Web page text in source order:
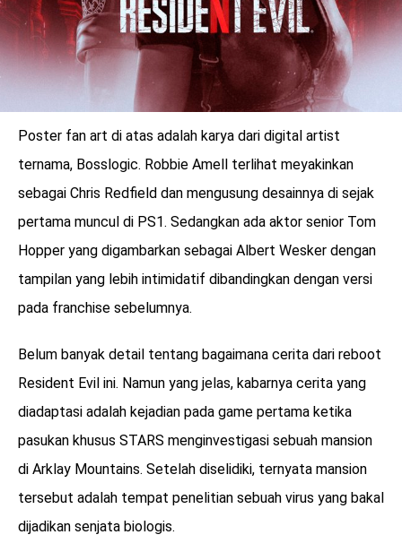
Poster fan art di atas adalah karya dari digital artist
ternama, Bosslogic. Robbie Amell terlihat meyakinkan
sebagai Chris Redfield dan mengusung desainnya di sejak
pertama muncul di PS1. Sedangkan ada aktor senior Tom
Hopper yang digambarkan sebagai Albert Wesker dengan
tampilan yang lebih intimidatif dibandingkan dengan versi
pada franchise sebelumnya.
Belum banyak detail tentang bagaimana cerita dari reboot
Resident Evil ini. Namun yang jelas, kabarnya cerita yang
diadaptasi adalah kejadian pada game pertama ketika
pasukan khusus STARS menginvestigasi sebuah mansion
di Arklay Mountains. Setelah diselidiki, ternyata mansion
tersebut adalah tempat penelitian sebuah virus yang bakal
dijadikan senjata biologis.